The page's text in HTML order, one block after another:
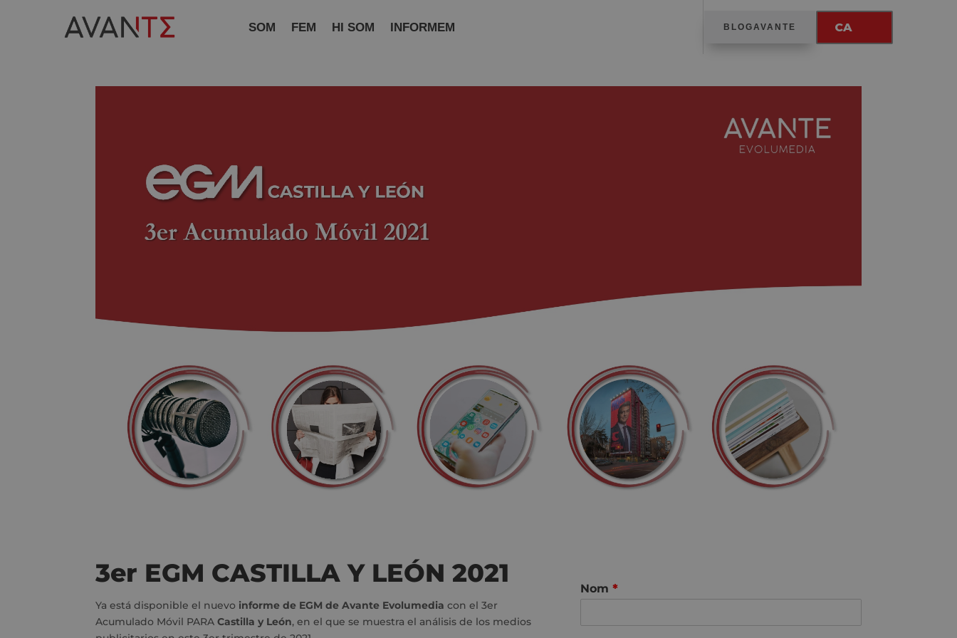
SOM FEM HI SOM INFORMEM BLOGAVANTE CA
3er EGM CASTILLA Y LEÓN 2021
Ya está disponible el nuevo informe de EGM de Avante Evolumedia con el 3er
Acumulado Móvil PARACastilla y León, en el que se muestra el análisis de los medios
Nom *